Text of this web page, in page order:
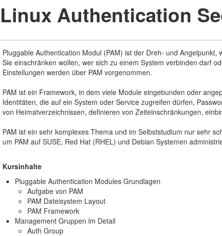
Linux Authentication
Pluggable Authentication Modul (PAM) ist der Dreh- und
Sie einschränken wollen, wer sich zu einem System verbinden darf
Einstellungen werden über PAM vorgenommen.
PAM ist ein Framework, in dem viele Module eingebunden oder
Identitäten, die auf ein System oder Service zugreifen dürfen,
von Heimatverzeichnissen, definieren von Zeiteinschränkungen,
PAM ist ein sehr komplexes Thema und im Selbststudium nur sehr
um PAM auf SUSE, Red Hat (RHEL) und Debian Systemen
Kursinhalte
Pluggable Authentication Modules Grundlagen
Aufgabe von PAM
PAM Dateisystem Layout
PAM Framework
Management Gruppen im Detail
Auth Group